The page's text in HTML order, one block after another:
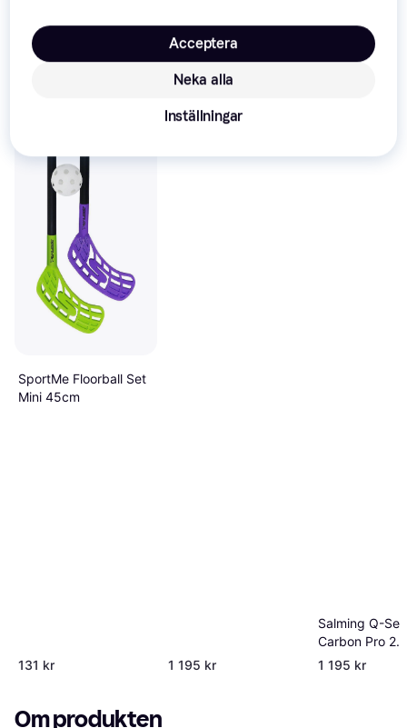
Populär
SportMe Floorball Set
Mini 45cm
131 kr
Carbon Pro 2.0 RD
Innebandyklubba 96
1 195 kr
Salming Q-
Carbon Pro
F27
1 195 kr
Om produkten
Neka alla
Acceptera
Inställningar